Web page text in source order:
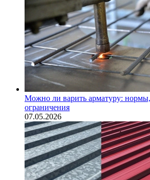
Можно ли варить арматуру:
ограничения
07.05.2026